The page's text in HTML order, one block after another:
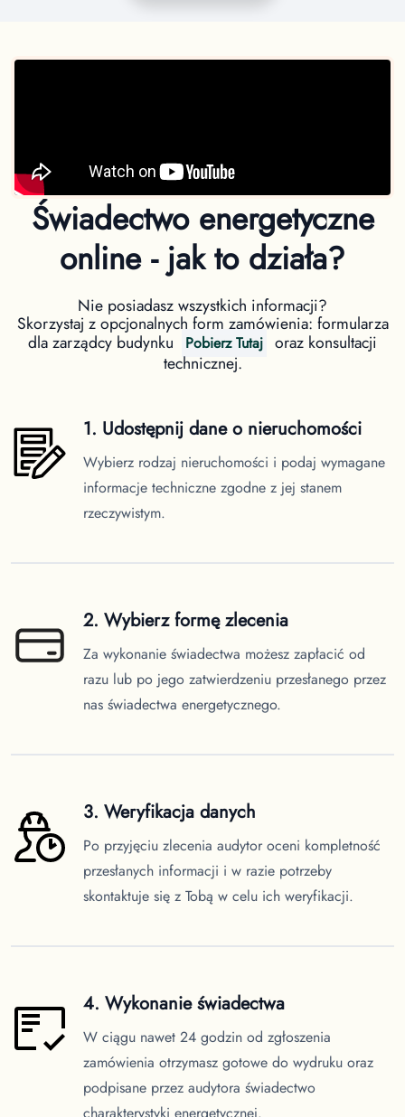
Świadectwo energetyczne
online - jak to działa?
Nie posiadasz wszystkich informacji?
Skorzystaj z opcjonalnych form zamówienia: formularza
dla zarządcy budynku
Pobierz Tutaj oraz konsultacji
technicznej.
1. Udostępnij dane o nieruchomości
Wybierz rodzaj nieruchomości i podaj wymagane
informacje techniczne zgodne z jej stanem
rzeczywistym.
2. Wybierz formę zlecenia
Za wykonanie świadectwa możesz zapłacić od
razu lub po jego zatwierdzeniu przesłanego przez
nas świadectwa energetycznego.
3. Weryfikacja danych
Po przyjęciu zlecenia audytor oceni kompletność
przesłanych informacji i w razie potrzeby
skontaktuje się z Tobą w celu ich weryfikacji.
4. Wykonanie świadectwa
W ciągu nawet 24 godzin od zgłoszenia
zamówienia otrzymasz gotowe do wydruku oraz
podpisane przez audytora świadectwo